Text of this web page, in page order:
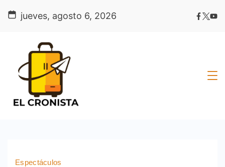
jueves, agosto 6, 2026
Espectáculos